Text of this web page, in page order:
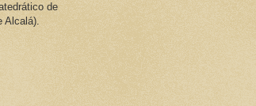
de
Alcalá).